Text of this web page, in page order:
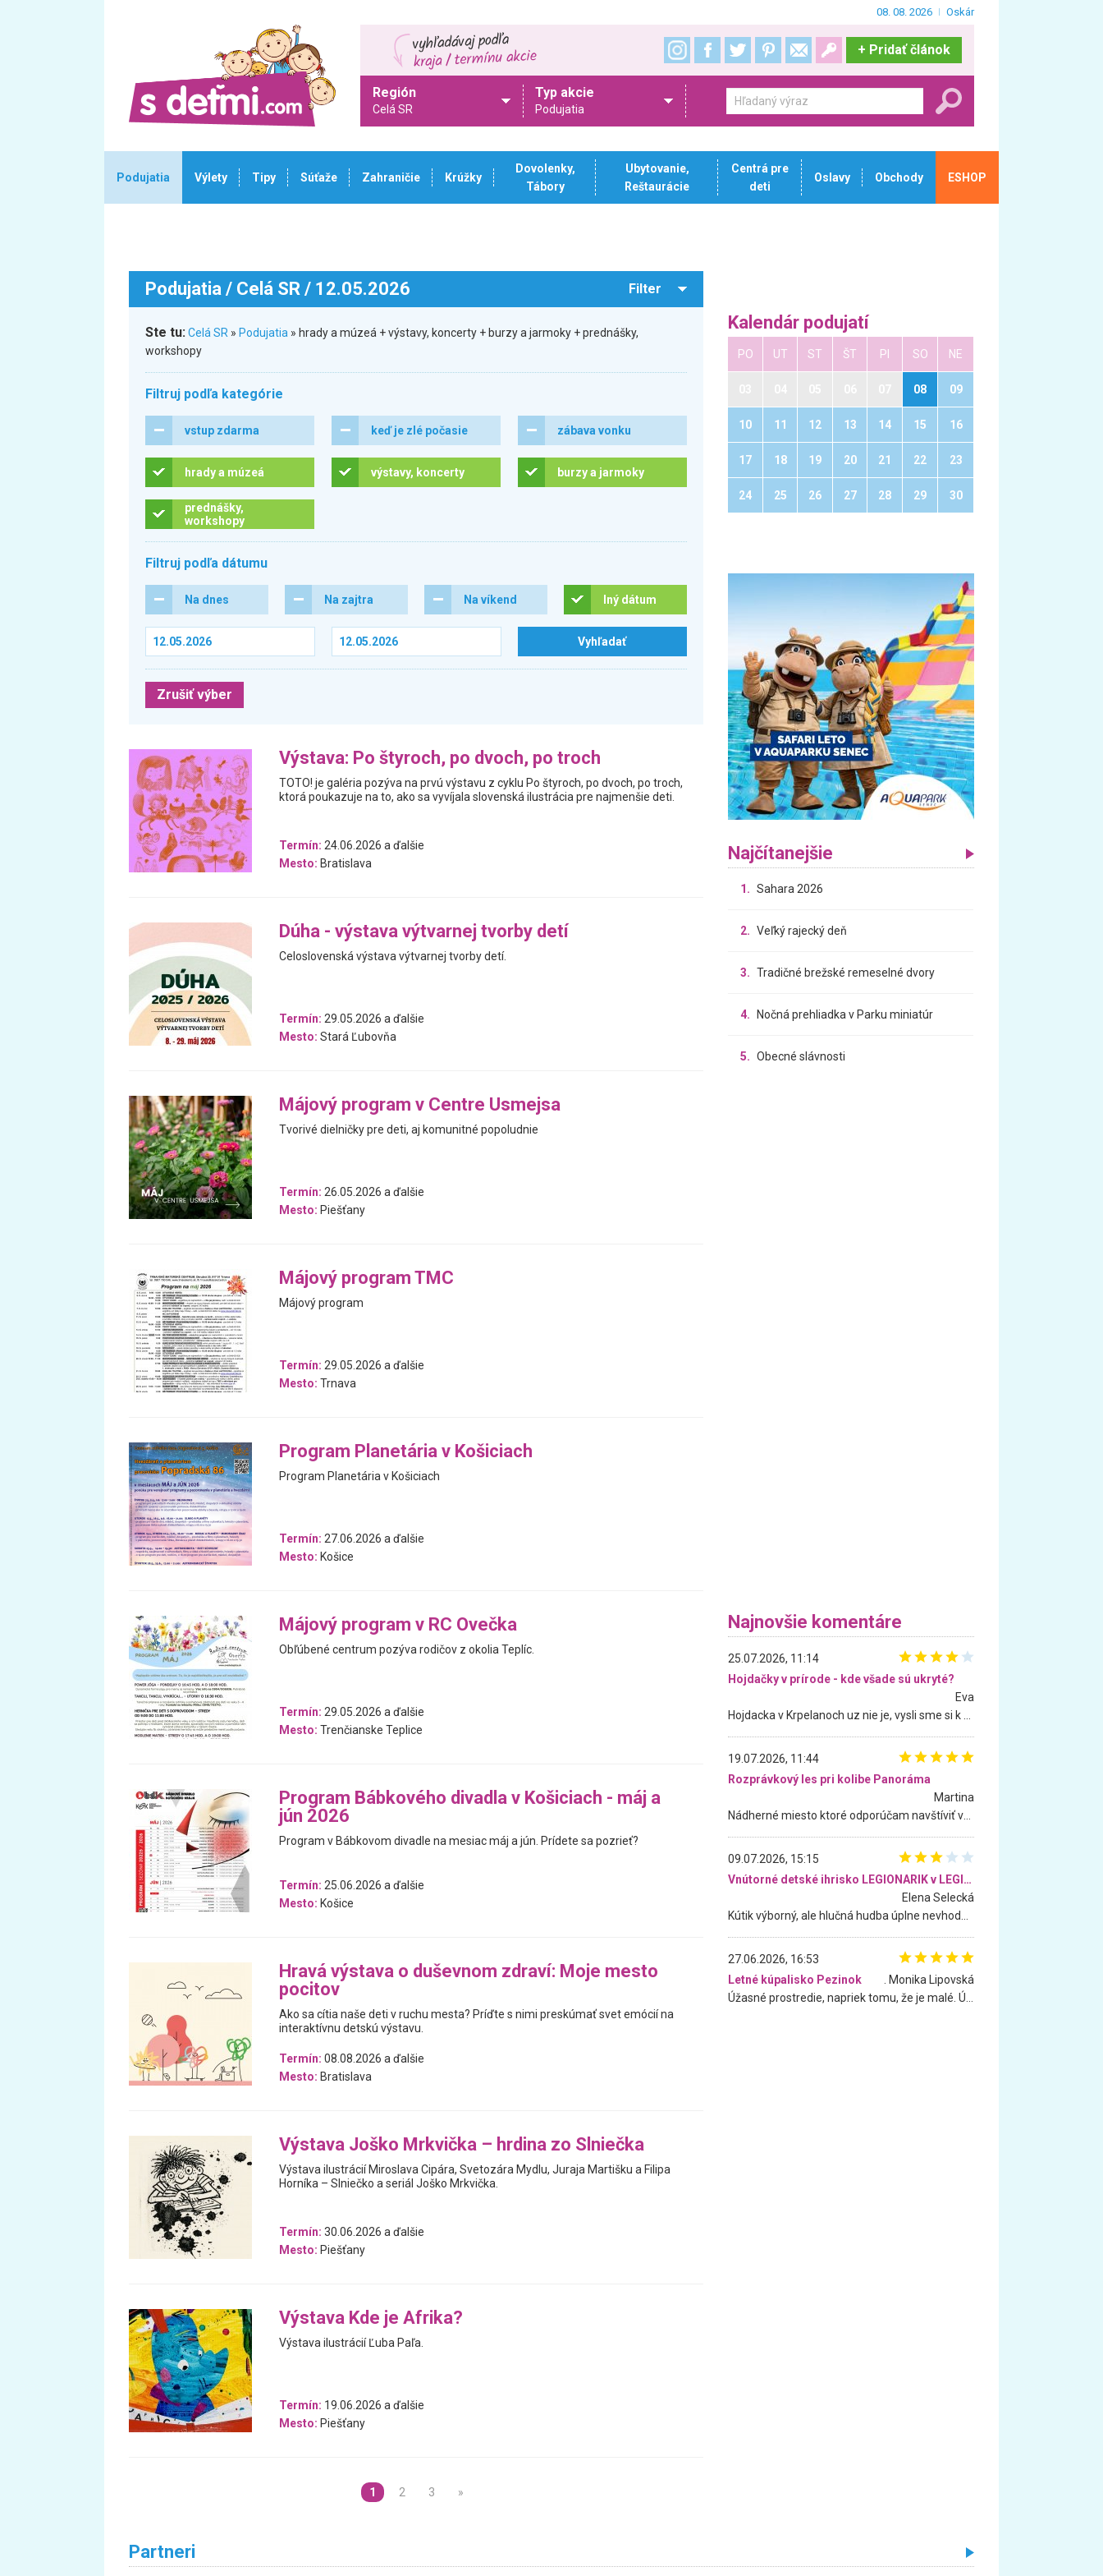
08. 08. 2026 Oskár
+ Pridať článok
Región
Celá SR
Typ akcie
Podujatia
Podujatia Výlety Tipy Súťaže Zahraničie Krúžky
Dovolenky,
Tábory
Ubytovanie,
Reštaurácie
Centrá pre
deti
Oslavy Obchody ESHOP
Podujatia / Celá SR / 12.05.2026 Filter
Ste tu:Celá SR » Podujatia » hrady a múzeá + výstavy, koncerty + burzy a jarmoky + prednášky,
workshopy
Filtruj podľa kategórie
vstup zdarma keď je zlé počasie zábava vonku
hrady a múzeá výstavy, koncerty burzy a jarmoky
prednášky,
workshopy
Filtruj podľa dátumu
Na dnes Na zajtra Na víkend Iný dátum
Zrušiť výber
Výstava: Po štyroch, po dvoch, po troch
TOTO! je galéria pozýva na prvú výstavu z cyklu Po štyroch, po dvoch, po troch,
ktorá poukazuje na to, ako sa vyvíjala slovenská ilustrácia pre najmenšie deti.
Termín: 24.06.2026 a ďalšie
Mesto: Bratislava
Dúha - výstava výtvarnej tvorby detí
Celoslovenská výstava výtvarnej tvorby detí.
Termín: 29.05.2026 a ďalšie
Mesto: Stará Ľubovňa
Májový program v Centre Usmejsa
Tvorivé dielničky pre deti, aj komunitné popoludnie
Termín: 26.05.2026 a ďalšie
Mesto: Piešťany
Májový program TMC
Májový program
Termín: 29.05.2026 a ďalšie
Mesto: Trnava
Program Planetária v Košiciach
Program Planetária v Košiciach
Termín: 27.06.2026 a ďalšie
Mesto: Košice
Májový program v RC Ovečka
Obľúbené centrum pozýva rodičov z okolia Teplíc.
Termín: 29.05.2026 a ďalšie
Mesto: Trenčianske Teplice
Program Bábkového divadla v Košiciach - máj a
jún 2026
Program v Bábkovom divadle na mesiac máj a jún. Prídete sa pozrieť?
Termín: 25.06.2026 a ďalšie
Mesto: Košice
Hravá výstava o duševnom zdraví: Moje mesto
pocitov
Ako sa cítia naše deti v ruchu mesta? Príďte s nimi preskúmať svet emócií na
interaktívnu detskú výstavu.
Termín: 08.08.2026 a ďalšie
Mesto: Bratislava
Výstava Joško Mrkvička – hrdina zo Slniečka
Výstava ilustrácií Miroslava Cipára, Svetozára Mydlu, Juraja Martišku a Filipa
Horníka – Slniečko a seriál Joško Mrkvička.
Termín: 30.06.2026 a ďalšie
Mesto: Piešťany
Výstava Kde je Afrika?
Výstava ilustrácií Ľuba Paľa.
Termín: 19.06.2026 a ďalšie
Mesto: Piešťany
1 2 3 »
Kalendár podujatí
PO UT ST ŠT PI SO NE
08 09
10 11 12 13 14 15 16
17 18 19 20 21 22 23
24 25 26 27 28 29 30
Najčítanejšie
1. Sahara 2026
2. Veľký rajecký deň
3. Tradičné brežské remeselné dvory
4. Nočná prehliadka v Parku miniatúr
5. Obecné slávnosti
Najnovšie komentáre
25.07.2026, 11:14
Hojdačky v prírode - kde všade sú ukryté?
Eva
19.07.2026, 11:44
Rozprávkový les pri kolibe Panoráma
Martina
09.07.2026, 15:15
Vnútorné detské ihrisko LEGIONARIK v LEGIA Fitness
Elena Selecká
27.06.2026, 16:53
Letné kúpalisko Pezinok
. Monika Lipovská
Partneri